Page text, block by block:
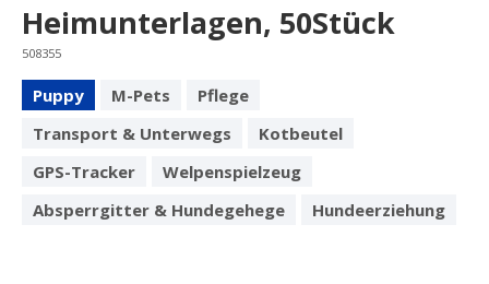
Heimunterlagen, 50Stück
508355
Puppy M-Pets
Pflege
Transport & Unterwegs
Kotbeutel
GPS-Tracker
Welpenspielzeug
Absperrgitter & Hundegehege
Hundeerziehung